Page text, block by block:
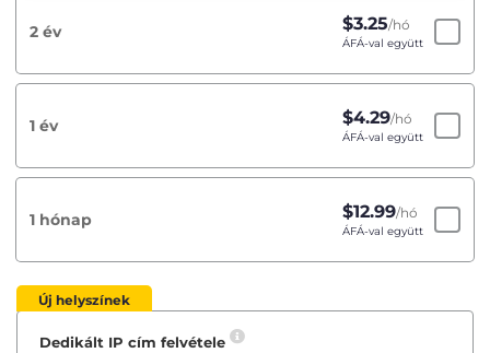
2 év $3.25/hó
ÁFÁ-val együtt
1 év $4.29/hó
ÁFÁ-val együtt
1 hónap $12.99/hó
ÁFÁ-val együtt
Új helyszínek
Dedikált IP cím felvétele